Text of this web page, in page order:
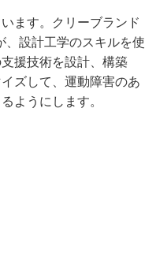
ます。クリーブランド
、設計工学のスキルを使
援技術を設計、構築
ズして、運動障害のあ
ようにします。